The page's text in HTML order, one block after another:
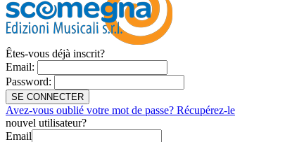
Êtes-vous déjà inscrit?
Email:
Password:
SE CONNECTER
Avez-vous oublié votre mot de passe? Récupérez-le
nouvel utilisateur?
Email